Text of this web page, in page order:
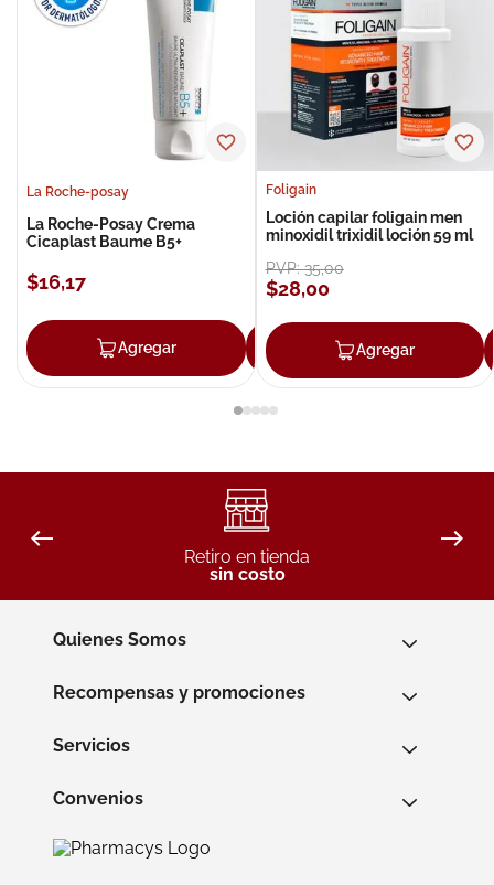
La Roche-posay
La Roche-Posay Crema
Cicaplast Baume B5+
$16,17
Agregar Agregar
Foligain
Loción capilar foligain men
minoxidil trixidil loción 59 ml
PVP:35,00
$28,00
Agregar
Retiro en tienda
sin costo
Quienes Somos
Recompensas y promociones
Servicios
Convenios